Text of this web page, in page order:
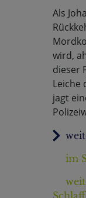
Als
wird,
dieser
Leiche
jagt
im